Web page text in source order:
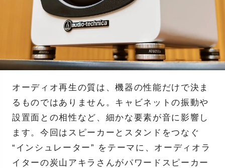
オーディオ再生の質は、機器の性能だけで決ま
るものではありません。キャビネットの振動や
設置面との相性など、細かな要素が音に影響し
ます。今回はスピーカーとスタンドをつなぐ
“インシュレーター” をテーマに、オーディオラ
イターの炭山アキラさんがパワードスピーカー